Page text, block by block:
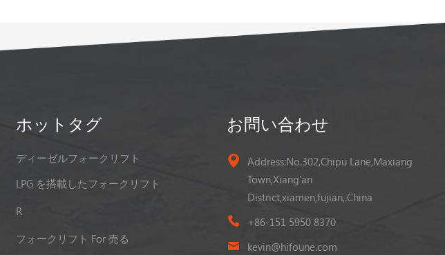
ホットタグ
ディーゼルフォークリフト
LPG を搭載したフォークリフト
R
フォークリフト For 売る
お問い合わせ
Address:No.302,Chipu Lane,Maxiang
Town,Xiang'an
District,xiamen,fujian,.China
+86-151 5950 8370
kevin@hifoune.com